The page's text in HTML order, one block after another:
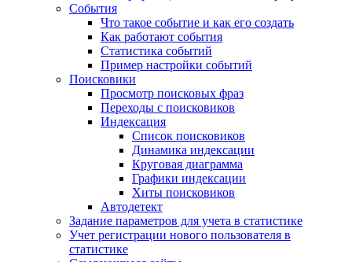
События
Что такое событие и как его создать
Как работают события
Статистика событий
Пример настройки событий
Поисковики
Просмотр поисковых фраз
Переходы с поисковиков
Индексация
Список поисковиков
Динамика индексации
Круговая диаграмма
Графики индексации
Хиты поисковиков
Автодетект
Задание параметров для учета в статистике
Учет регистрации нового пользователя в
статистике